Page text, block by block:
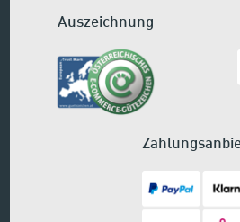
Auszeichnung